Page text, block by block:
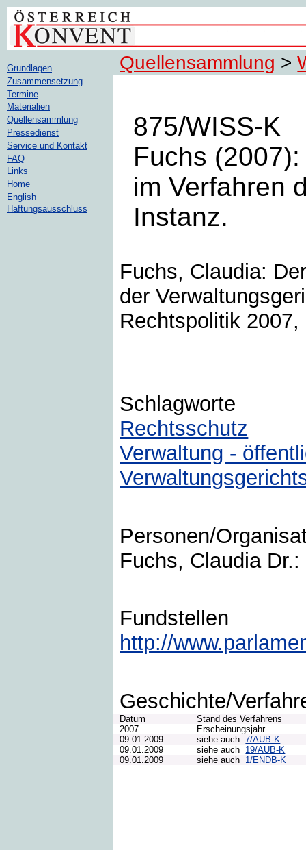
Quellensammlung >
875/WISS-K
Fuchs
im Verfahren
Instanz.
Fuchs, Claudia:
der
Rechtspolitik
Schlagworte
Rechtsschutz
Verwaltung -
Personen/
Fuchs, Claudia
Fundstellen
http://
Geschichte/
Datum
Stand des Verfahrens
2007
Erscheinungsjahr
09.01.2009
siehe auch 7/AUB-K
09.01.2009
siehe auch 19/AUB-K
09.01.2009
siehe auch 1/ENDB-K
Grundlagen
Zusammensetzung
Termine
Materialien
Quellensammlung
Pressedienst
Service und Kontakt
FAQ
Links
Home
English
Haftungsausschluss